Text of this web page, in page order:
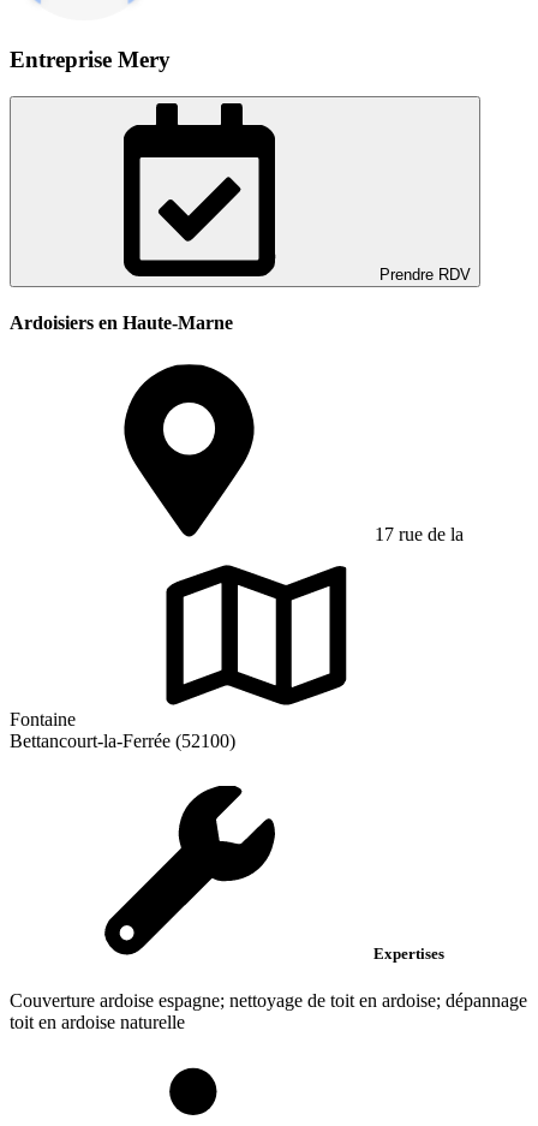
Entreprise Mery
Prendre RDV
Ardoisiers en Haute-Marne
17 rue de la
Fontaine
Bettancourt-la-Ferrée (52100)
Expertises
Couverture ardoise espagne; nettoyage de toit en ardoise; dépannage
toit en ardoise naturelle